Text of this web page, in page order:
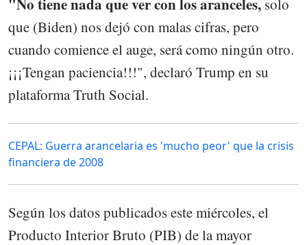
solo
que (Biden) nos dejó con malas cifras, pero
cuando comience el auge, será como ningún otro.
¡¡¡Tengan paciencia!!!", declaró Trump en su
plataforma Truth Social.
CEPAL: Guerra arancelaria es 'mucho peor' que la crisis
financiera de 2008
Según los datos publicados este miércoles, el
Producto Interior Bruto (PIB) de la mayor